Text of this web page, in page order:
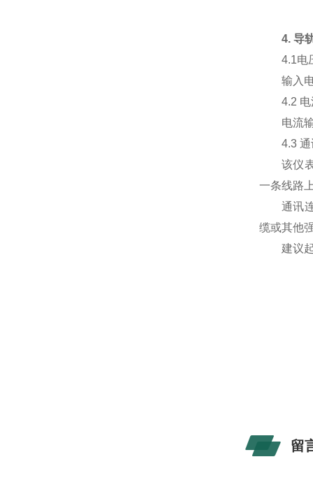
4.导
4.1电
输入电
4.2 电
电流输
4.3 通
该仪表
一条线路
通讯连
缆或其他
建议起
留